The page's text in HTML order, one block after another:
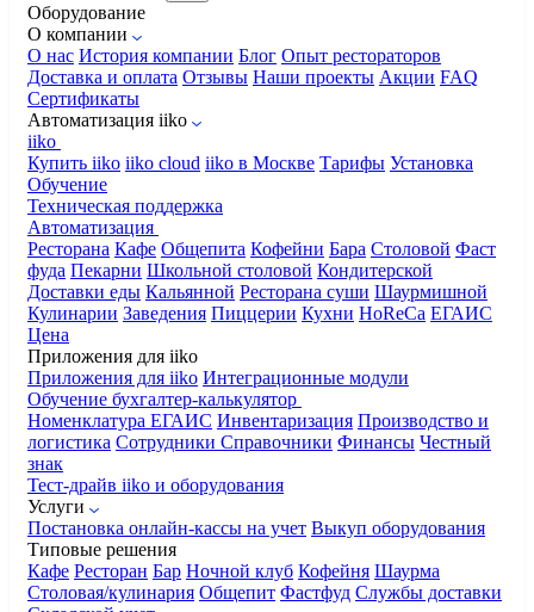
Оборудование
О компании
О нас История компании Блог Опыт рестораторов
Доставка и оплата Отзывы Наши проекты Акции FAQ
Сертификаты
Автоматизация iiko
iiko
Купить iiko iiko cloud iiko в Москве Тарифы Установка
Обучение
Техническая поддержка
Автоматизация
Ресторана Кафе Общепита Кофейни Бара Столовой Фаст
фуда Пекарни Школьной столовой Кондитерской
Доставки еды Кальянной Ресторана суши Шаурмишной
Кулинарии Заведения Пиццерии Кухни HoReCa ЕГАИС
Цена
Приложения для iiko
Приложения для iiko Интеграционные модули
Обучение бухгалтер-калькулятор
Номенклатура ЕГАИС Инвентаризация Производство и
логистика Сотрудники Справочники Финансы Честный
знак
Тест-драйв iiko и оборудования
Услуги
Постановка онлайн-кассы на учет Выкуп оборудования
Типовые решения
Кафе Ресторан Бар Ночной клуб Кофейня Шаурма
Столовая/кулинария Общепит Фастфуд Службы доставки